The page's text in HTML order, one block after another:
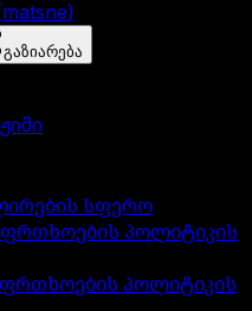
გაზიარება
სფერო
პოლიტიკის
პოლიტიკის